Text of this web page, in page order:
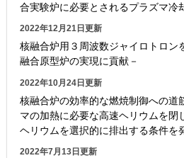
合実験炉に必要とされるプラズマ冷
2022年12月21日更新
核融合炉用３周波数ジャイロトロン
融合原型炉の実現に貢献－
2022年10月24日更新
核融合炉の効率的な燃焼制御への
マの加熱に必要な高速ヘリウムを閉
ヘリウムを選択的に排出する条件
2022年7月13日更新